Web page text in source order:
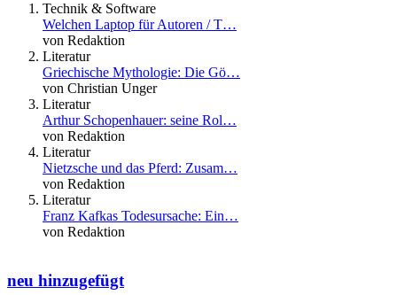
Technik & Software
Welchen Laptop für Autoren / T…
von Redaktion
Literatur
Griechische Mythologie: Die Gö…
von Christian Unger
Literatur
Arthur Schopenhauer: seine Rol…
von Redaktion
Literatur
Nietzsche und das Pferd: Zusam…
von Redaktion
Literatur
Franz Kafkas Todesursache: Ein…
von Redaktion
neu hinzugefügt